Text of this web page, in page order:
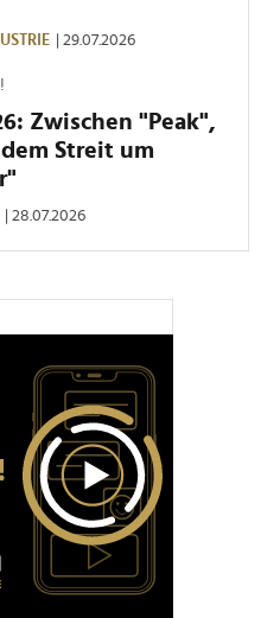
| 29.07.2026
Zwischen "Peak",
Streit um
| 28.07.2026